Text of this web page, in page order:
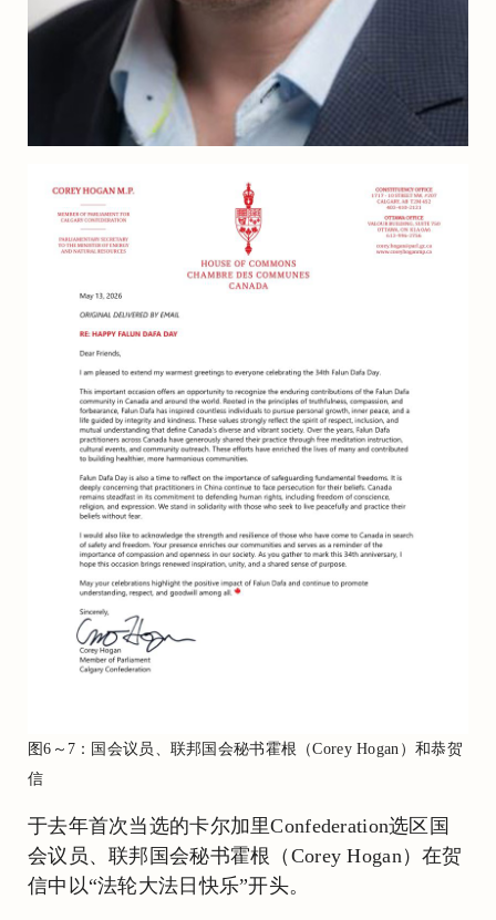
图6～7：国会议员、联邦国会秘书霍根（Corey Hogan）和恭贺
信
于去年首次当选的卡尔加里Confederation选区国
会议员、联邦国会秘书霍根（Corey Hogan）在贺
信中以“法轮大法日快乐”开头。